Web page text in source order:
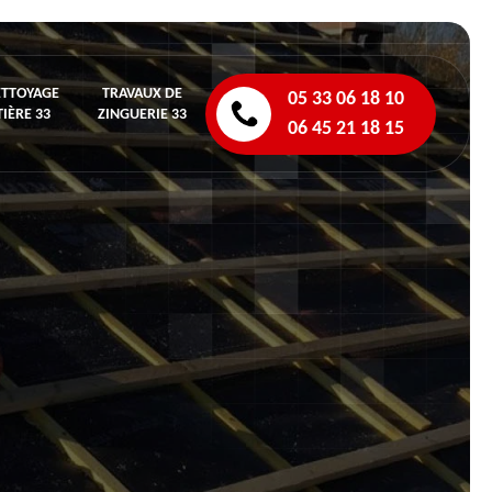
33
TRAVAUX DE
ZINGUERIE 33
05 33 06 18 10
06 45 21 18 15